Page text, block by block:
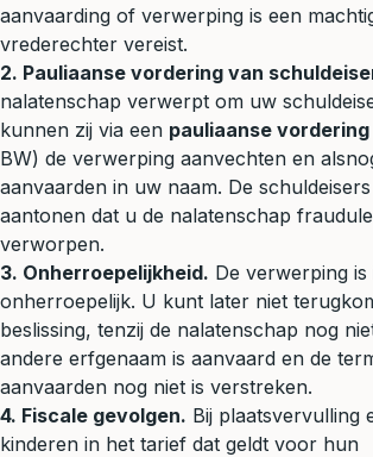
aanvaarding of verwerping is een
vrederechter vereist.
2. Pauliaanse vordering van
nalatenschap verwerpt om uw
kunnen zij via een pauliaanse vordering
BW) de verwerping aanvechten en
aanvaarden in uw naam. De
aantonen dat u de nalatenschap
verworpen.
3. Onherroepelijkheid. De verwerping
onherroepelijk. U kunt later niet
beslissing, tenzij de nalatenschap nog
andere erfgenaam is aanvaard en de
aanvaarden nog niet is verstreken.
4. Fiscale gevolgen. Bij plaatsvervulling
kinderen in het tarief dat geldt voor hun